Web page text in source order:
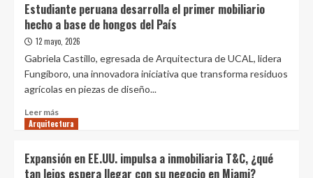
redefine
la
forma
construir
Barcelona
debate
sobre
cultura
agua,
arquitectura
bienestar
Estudiante peruana desarrolla el primer mobiliario
hecho a base de hongos del País
12 mayo, 2026
Gabriela Castillo, egresada de Arquitectura de UCAL, lidera
Fungíboro, una innovadora iniciativa que transforma residuos
agrícolas en piezas de diseño...
Leer más
más
peruana
Arquitectura
Expansión en EE.UU. impulsa a inmobiliaria T&C, ¿qué
tan lejos espera llegar con su negocio en Miami?